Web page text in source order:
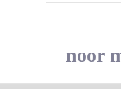
noor